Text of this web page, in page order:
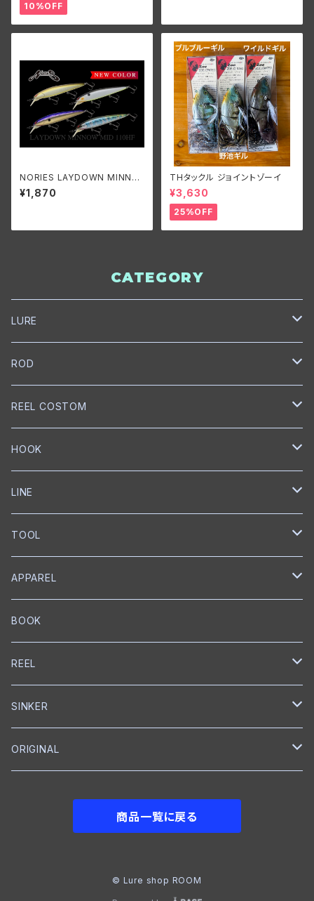
10%OFF
NORIES LAYDOWN MINNO
W MID HF/ノリーズ レイダウン
ミノー ミッド ハイフロート
¥1,870
THタックル ジョイントゾーイ
¥3,630
25%OFF
CATEGORY
LURE
NORIES
トップウォーター
クランクベイト
プロップベイト
シャッド
フットボールジグ
mibro
クランクベイト
NISHINE LURE WORKS
ミノー
リップレスクランク
BUMBLEBEE CUSTOM LURES
チャターベイト
Megabass
クランクベイト
ミノー
KEITECH
ブレードジグ
ワーム
EverGreen
クランクベイト
ワーム
BOTTOMUP
クランクベイト
ワイヤーベイト
DSTYLE
ワーム
reins
ジョイントベイト
GRASS ROOTS
ROD
NORIES
スピニングロッド
ベイトロッド
SLANG
スピニングロッド
GRASS ROOTS
ベイトキャスティングロッド
Out≒Law
ベイトキャスティング
DESIGNO
LEBEN
Back BOSS
REEL COSTOM
GOLD Works
匠ベアリング
匠ブッシュ
GLITCH
グリス
オイル
mibro
ハンドルノブ
ハンドル
SHIMANO
グリス
HOOK
BKK
トレブルフック
シングルフック
ICHIKAWA FISHING
トレブルフック
RYUGI
トレブルフック
シングルフック
がまかつ
トレブルフック
LINE
SEAGUAR
フロロカーボン
PE
SOLAROAM
フロロカーボン
ナイロン
DUEL
フロロカーボン
VARIVAS
ライン
ナイロン
TOOL
belmont
スプリットリングプライヤー
KS Craft
メジャー
タンブラー
Backboss
フィッシュグリップ
APPAREL
RAPALA
CAP
clef
CAP
SMITH
Tシャツ
NORIES
BOOK
REEL
SHIMANO
ベイトリール
ABU Garcia
SINKER
reins
フットボールヘッド
ORIGINAL
商品一覧に戻る
© Lure shop ROOM